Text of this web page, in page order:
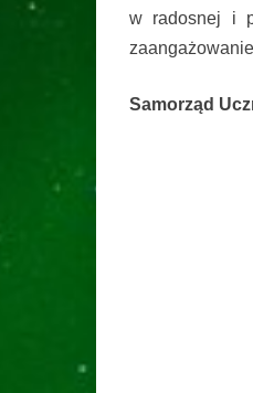
w radosnej i
Samorząd